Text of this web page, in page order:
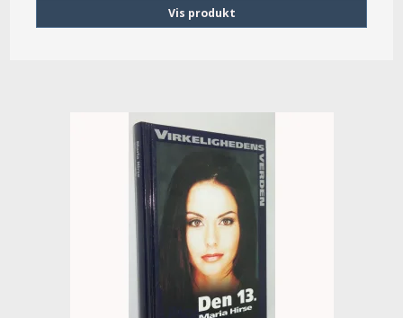
Vis produkt